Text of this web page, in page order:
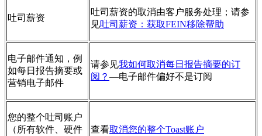
吐司薪资
吐司薪资的取消由客户服务处理；请参
见吐司薪资：获取FEIN移除帮助
电子邮件通知，例
如每日报告摘要或
营销电子邮件
请参见我如何取消每日报告摘要的订
阅？ —电子邮件偏好不是订阅
您的整个吐司账户
（所有软件、硬件
查看取消您的整个Toast账户